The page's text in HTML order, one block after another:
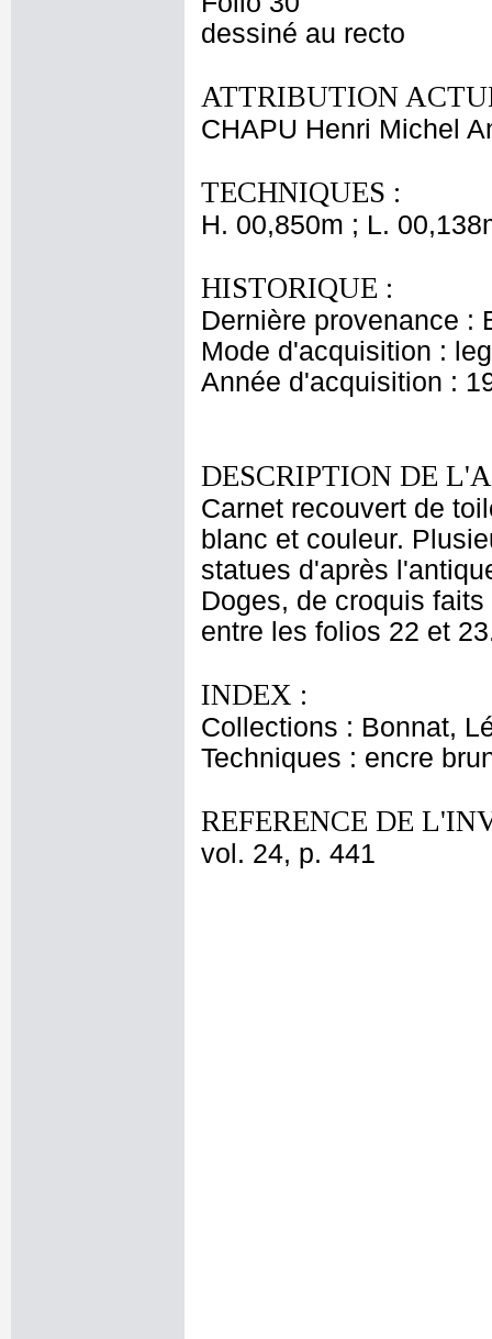
dessiné au recto
ATTRIBUTION
CHAPU Henri Michel
TECHNIQUES :
H. 00,850m ; L.
HISTORIQUE :
Dernière provenance :
Mode d'acquisition :
Année d'acquisition :
DESCRIPTION DE
Carnet recouvert de
blanc et couleur.
statues d'après
Doges, de croquis
entre les folios 22 et
INDEX :
Collections : Bonnat,
Techniques : encre
REFERENCE DE
vol. 24, p. 441